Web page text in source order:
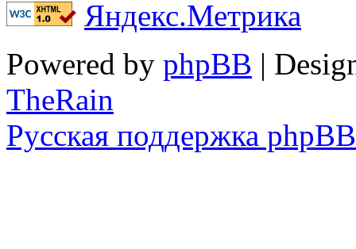
Powered by phpBB |
TheRain
Русская поддержка phpBB